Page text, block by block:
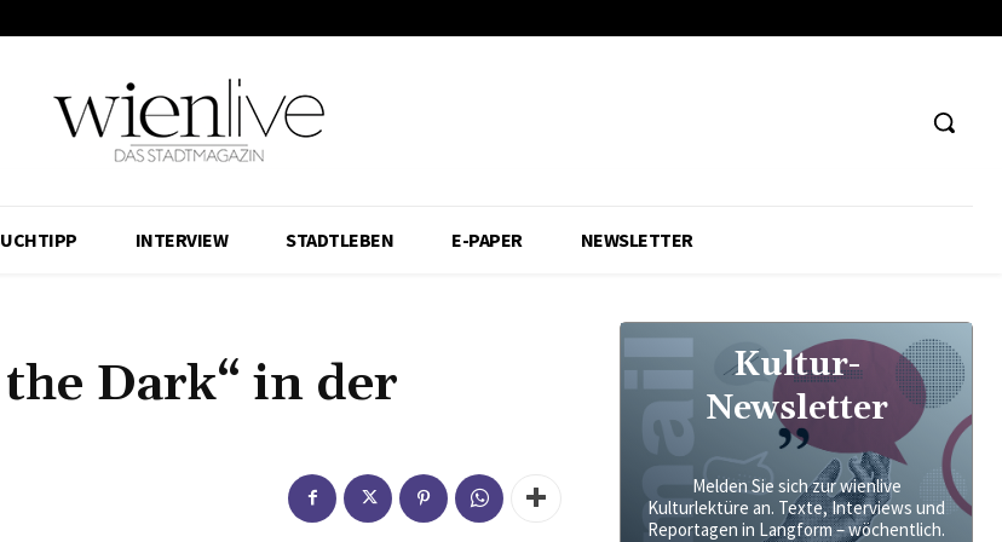
INTERVIEW STADTLEBEN E-PAPER NEWSLETTER
Dark“ in der
Kultur-
Newsletter
Melden Sie sich zur wienlive
Kulturlektüre an. Texte, Interviews und
Reportagen in Langform – wöchentlich.